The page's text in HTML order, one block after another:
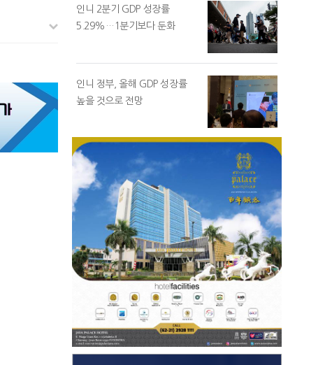
인니 2분기 GDP 성장률
5.29%…1분기보다 둔화
인니 정부, 올해 GDP 성장률
높을 것으로 전망